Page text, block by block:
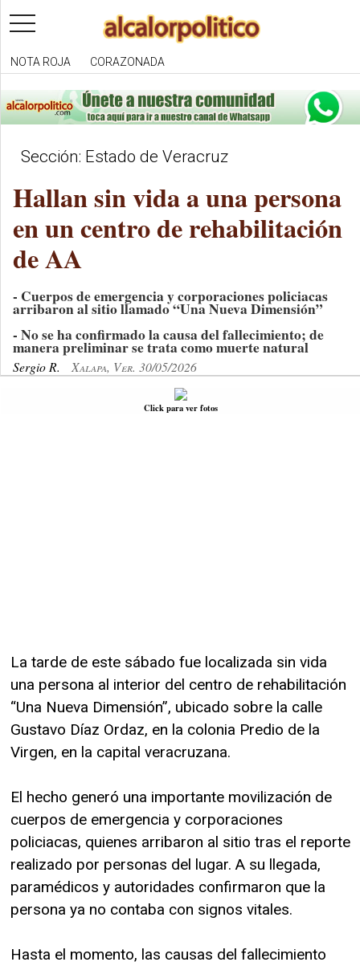
toggle
navigation
NOTA ROJA CORAZONADA
Sección: Estado de Veracruz
Hallan sin vida a una persona
en un centro de rehabilitación
de AA
- Cuerpos de emergencia y corporaciones policiacas
arribaron al sitio llamado “Una Nueva Dimensión”
- No se ha confirmado la causa del fallecimiento; de
manera preliminar se trata como muerte natural
Sergio R. Xalapa, Ver. 30/05/2026
Click para ver fotos
La tarde de este sábado fue localizada sin vida
una persona al interior del centro de rehabilitación
“Una Nueva Dimensión”, ubicado sobre la calle
Gustavo Díaz Ordaz, en la colonia Predio de la
Virgen, en la capital veracruzana.
El hecho generó una importante movilización de
cuerpos de emergencia y corporaciones
policiacas, quienes arribaron al sitio tras el reporte
realizado por personas del lugar. A su llegada,
paramédicos y autoridades confirmaron que la
persona ya no contaba con signos vitales.
Hasta el momento, las causas del fallecimiento